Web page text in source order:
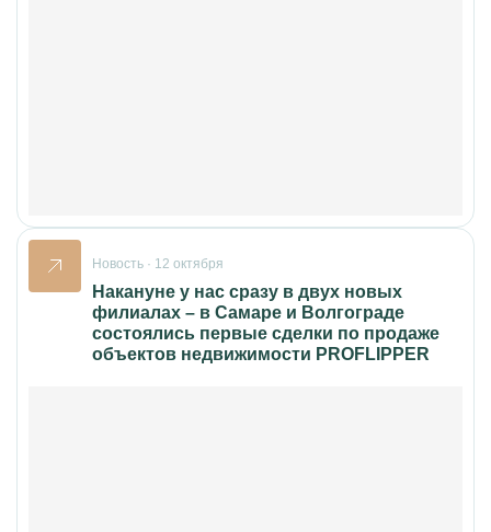
Новость · 12 октября
Накануне у нас сразу в двух новых
филиалах – в Самаре и Волгограде
состоялись первые сделки по продаже
объектов недвижимости PROFLIPPER